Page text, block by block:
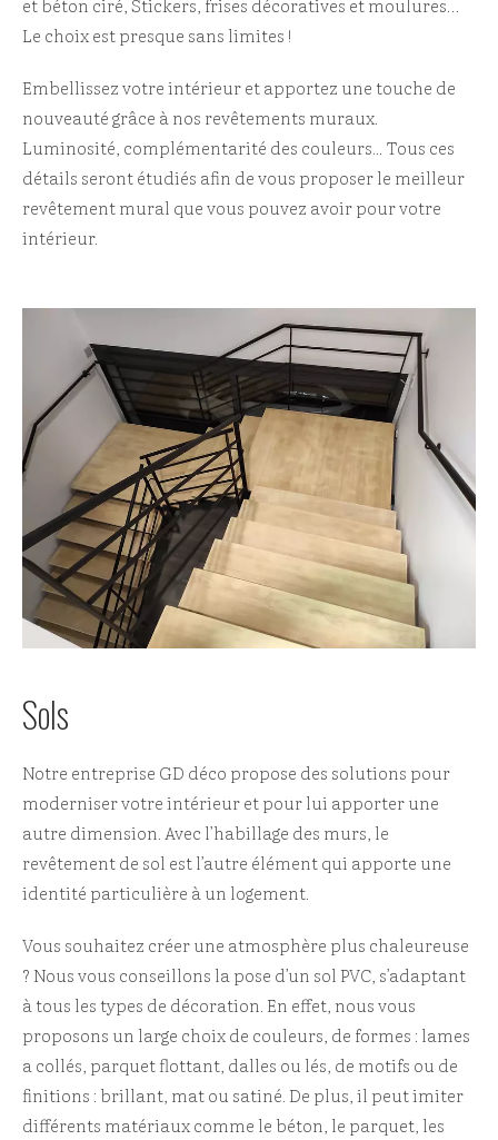
et béton ciré, Stickers, frises décoratives et moulures…
Le choix est presque sans limites !
Embellissez votre intérieur et apportez une touche de
nouveauté grâce à nos revêtements muraux.
Luminosité, complémentarité des couleurs... Tous ces
détails seront étudiés afin de vous proposer le meilleur
revêtement mural que vous pouvez avoir pour votre
intérieur.
Sols
Notre entreprise GD déco propose des solutions pour
moderniser votre intérieur et pour lui apporter une
autre dimension. Avec l’habillage des murs, le
revêtement de sol est l’autre élément qui apporte une
identité particulière à un logement.
Vous souhaitez créer une atmosphère plus chaleureuse
? Nous vous conseillons la pose d’un sol PVC, s’adaptant
à tous les types de décoration. En effet, nous vous
proposons un large choix de couleurs, de formes : lames
a collés, parquet flottant, dalles ou lés, de motifs ou de
finitions : brillant, mat ou satiné. De plus, il peut imiter
différents matériaux comme le béton, le parquet, les